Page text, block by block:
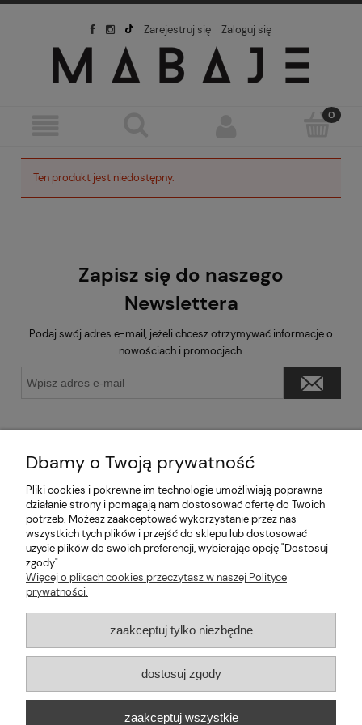
Zarejestruj się Zaloguj się
Ten produkt jest niedostępny.
Zapisz się do naszego
Newslettera
Podaj swój adres e-mail, jeżeli chcesz otrzymywać informacje o
nowościach i promocjach.
Pomoc
Moje konto
Informacje
2026 © mabaje
Sklep internetowy Shoper Premium
Tel.:534736451| NIP: 6772370993 REGON:
Dbamy o Twoją prywatność
Pliki cookies i pokrewne im technologie umożliwiają poprawne
działanie strony i pomagają nam dostosować ofertę do Twoich
potrzeb. Możesz zaakceptować wykorzystanie przez nas
wszystkich tych plików i przejść do sklepu lub dostosować
użycie plików do swoich preferencji, wybierając opcję "Dostosuj
zgody".
Więcej o plikach cookies przeczytasz w naszej Polityce
prywatności.
zaakceptuj tylko niezbędne
dostosuj zgody
zaakceptuj wszystkie